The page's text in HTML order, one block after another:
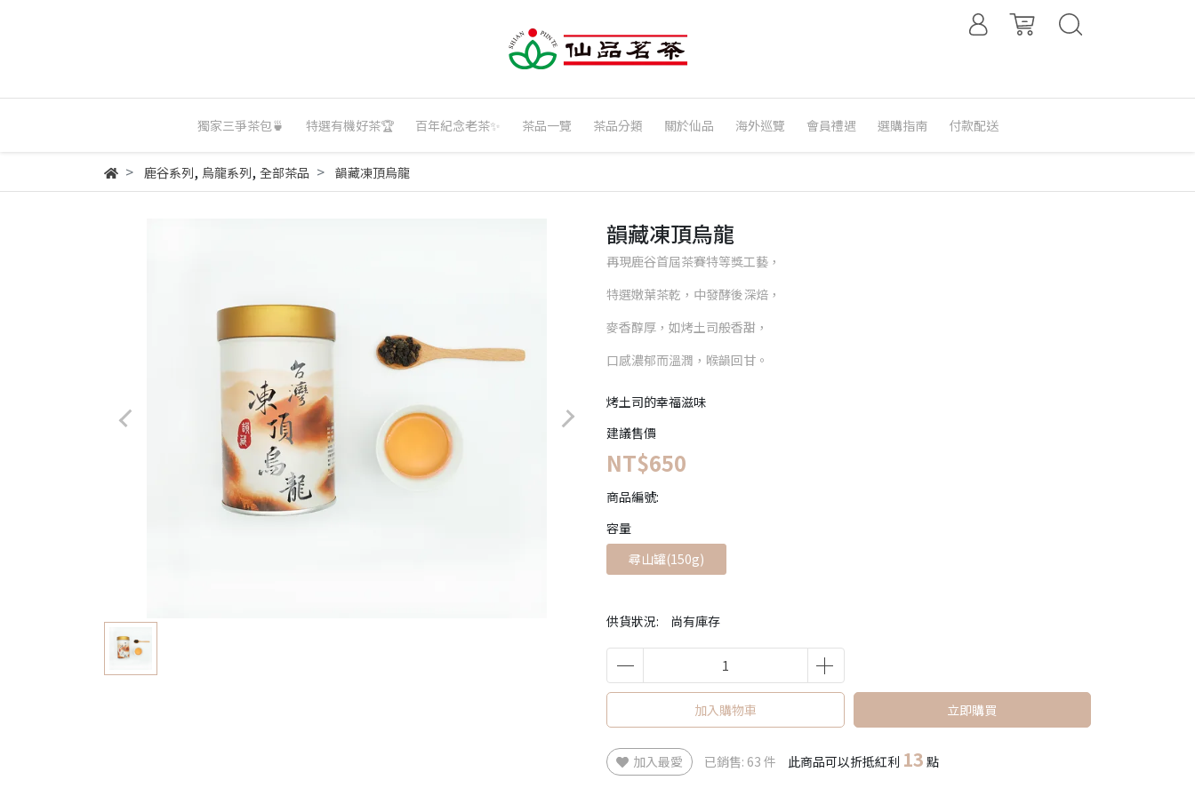
獨家三爭茶包🍵 特選有機好茶🏆 百年紀念老茶✨ 茶品一覽 茶品分類 關於仙品 海外巡覽 會員禮遇 選購指南 付款配送
鹿谷系列, 烏龍系列, 全部茶品 韻藏凍頂烏龍
韻藏凍頂烏龍
再現鹿谷首屆茶賽特等獎工藝，
特選嫩葉茶乾，中發酵後深焙，
麥香醇厚，如烤土司般香甜，
口感濃郁而溫潤，喉韻回甘。
烤土司的幸福滋味
建議售價
NT$650
商品編號:
供貨狀況: 尚有庫存
容量
尋山罐(150g)
加入購物車 立即購買
加入最愛 已銷售: 63 件 此商品可以折抵紅利 13 點